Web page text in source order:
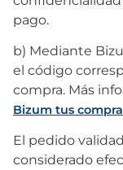
pago.
b) Mediante
el código
compra. Más
Bizum tus
El pedido
considerado